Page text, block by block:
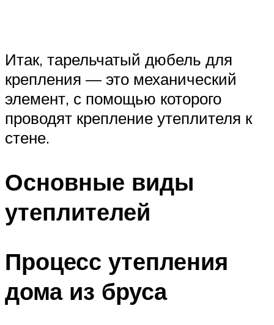
Итак, тарельчатый дюбель для
крепления — это механический
элемент, с помощью которого
проводят крепление утеплителя к
стене.
Основные виды
утеплителей
Процесс утепления
дома из бруса